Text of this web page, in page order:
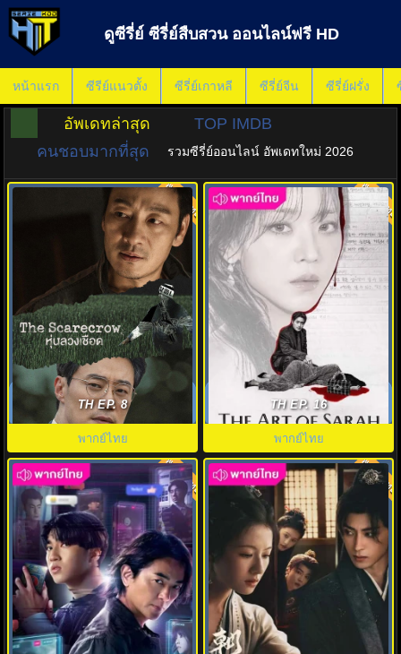
ดูซีรี่ย์ ซีรี่ย์สืบสวน ออนไลน์ฟรี HD
หน้าแรก ซีรีย์แนวตั้ง ซีรี่ย์เกาหลี ซีรี่ย์จีน ซีรี่ย์ฝรั่ง
อัพเดทล่าสุด
TOP IMDB
คนชอบมากที่สุด
รวมซีรี่ย์ออนไลน์ อัพเดทใหม่ 2026
หุ่นลวงเชือด (2026) The
Scarecrow พากย์ไทย EP.1-12
(จบ)
พากย์ไทย
TH EP. 8
พากย์ไทย
ซาราห์ เริ่ดลวงโลก (2026) The
Art of Sarah พากย์ไทย EP.1-8
8.0 พากย์ไทย
TH EP. 16
พากย์ไทย
8.0 พากย์ไทย 9.0 พากย์ไทย